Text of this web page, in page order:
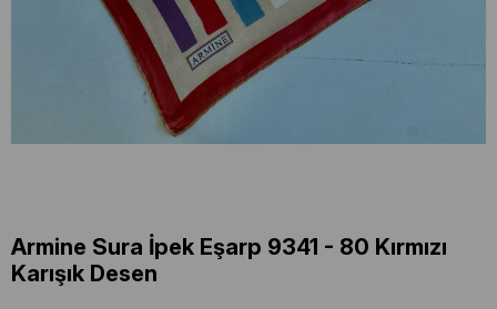
Armine Sura İpek Eşarp 9341 - 80 Kırmızı
Karışık Desen